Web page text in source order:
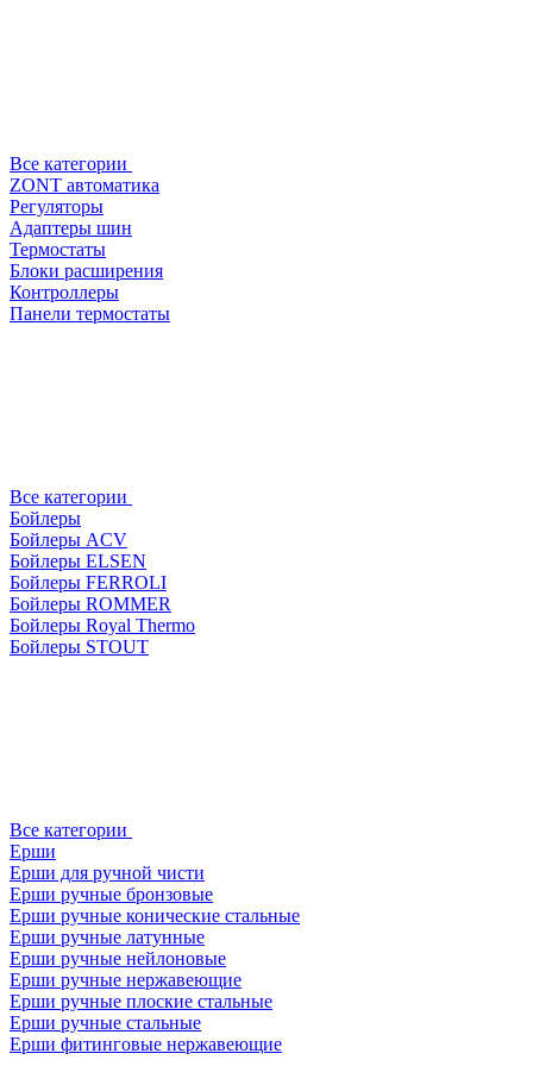
Все категории
ZONT автоматика
Регуляторы
Адаптеры шин
Термостаты
Блоки расширения
Контроллеры
Панели термостаты
Все категории
Бойлеры
Бойлеры ACV
Бойлеры ELSEN
Бойлеры FERROLI
Бойлеры ROMMER
Бойлеры Royal Thermo
Бойлеры STOUT
Все категории
Ерши
Ерши для ручной чисти
Ерши ручные бронзовые
Ерши ручные конические стальные
Ерши ручные латунные
Ерши ручные нейлоновые
Ерши ручные нержавеющие
Ерши ручные плоские стальные
Ерши ручные стальные
Ерши фитинговые нержавеющие